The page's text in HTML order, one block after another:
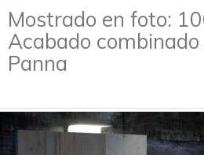
Mostrado en foto:
Acabado
Panna